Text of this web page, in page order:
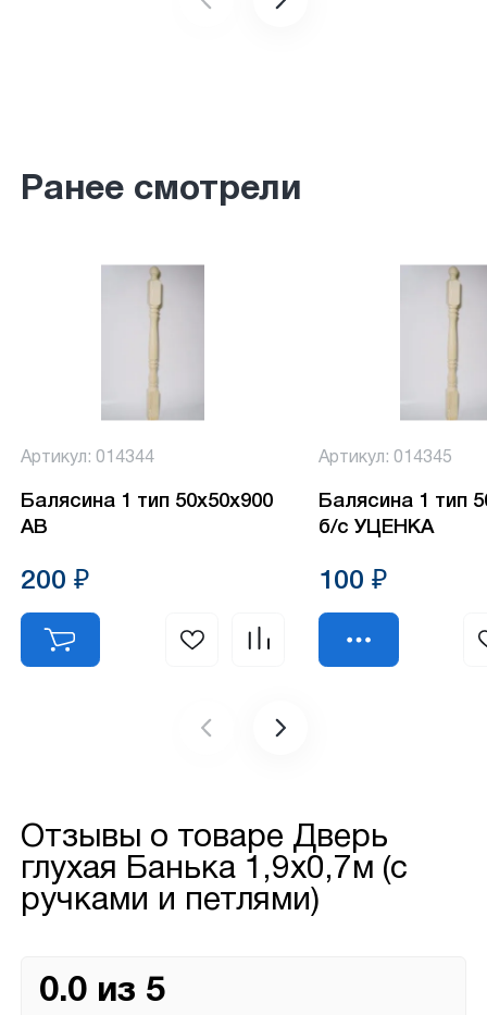
Ранее смотрели
Артикул: 014344
Балясина 1 тип 50х50х900
АВ
200 ₽
Артикул: 014345
Балясина 1 тип
б/с УЦЕНКА
100 ₽
Отзывы о товаре Дверь
глухая Банька 1,9х0,7м (с
ручками и петлями)
0.0 из 5